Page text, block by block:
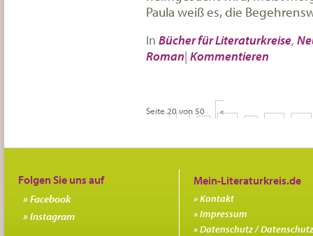
Paula weiß es, die
In Bücher für Literaturkreise,
Roman| Kommentieren
Seite 20 von 50
«
Kontakt
Impressum
Datenschutz /
Folgen Sie uns auf
Facebook
Instagram